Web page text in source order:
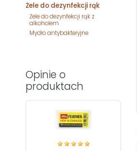
Żele do dezynfekcji rąk
Żele do dezynfekcji rąk z
alkoholem
Mydło antybakteryjne
Opinie o
produktach